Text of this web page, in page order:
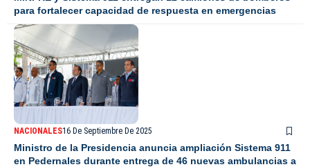
para fortalecer capacidad de respuesta en emergencias
NACIONALES16 De Septiembre De 2025
Ministro de la Presidencia anuncia ampliación Sistema 911
en Pedernales durante entrega de 46 nuevas ambulancias a